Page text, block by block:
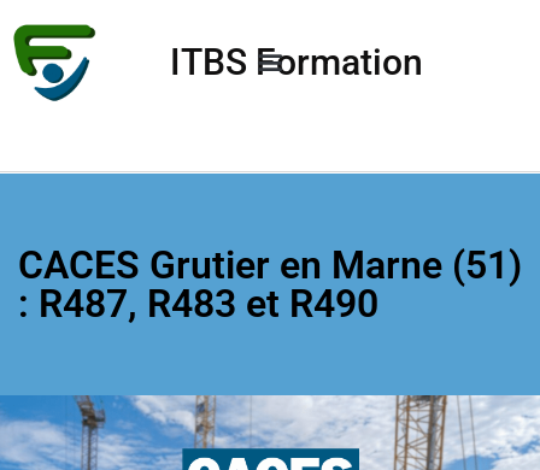
ITBS Formation
CACES Grutier en Marne (51)
: R487, R483 et R490